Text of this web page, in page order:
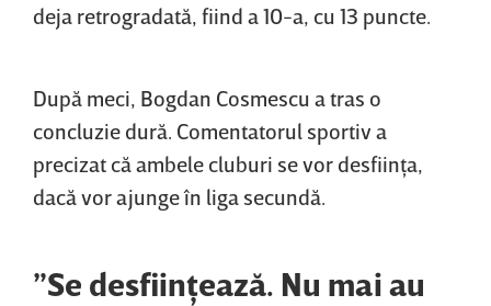
deja retrogradată, fiind a 10-a, cu 13 puncte.
După meci, Bogdan Cosmescu a tras o
concluzie dură. Comentatorul sportiv a
precizat că ambele cluburi se vor desfiinţa,
dacă vor ajunge în liga secundă.
”Se desfiinţează. Nu mai au